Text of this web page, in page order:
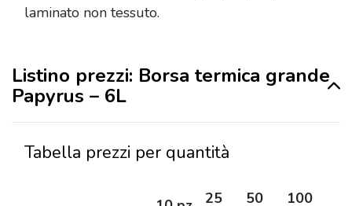
laminato non tessuto.
Listino prezzi: Borsa termica grande
Papyrus – 6L
Tabella prezzi per quantità
25 50 100